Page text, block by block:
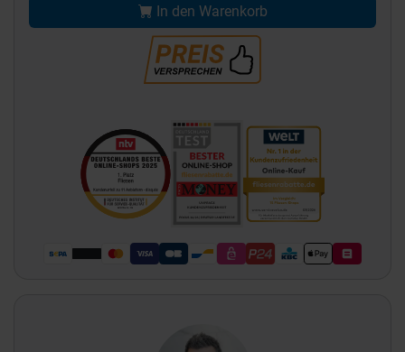
In den Warenkorb